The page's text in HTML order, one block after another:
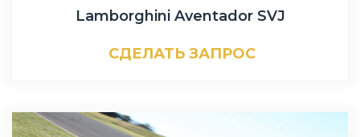
Lamborghini Aventador SVJ
СДЕЛАТЬ ЗАПРОС